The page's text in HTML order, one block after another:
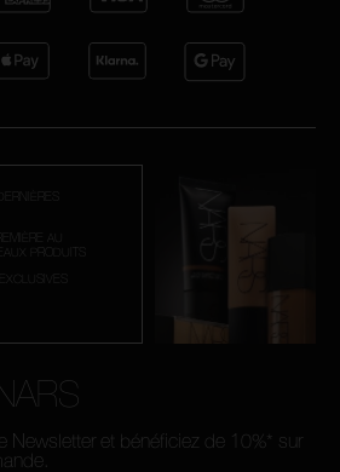
AU
PRODUITS
Newsletter et bénéficiez de 10%* sur